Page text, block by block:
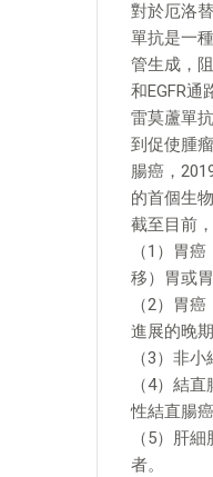
對於厄洛
單抗是一
管生成，
和EGFR通
雷莫蘆單
到促使腫
腸癌，
的首個生
截至目前
（1）胃
移）胃或
（2）胃
進展的晚
（3）非
（4）結
性結直腸
（5）肝
者。